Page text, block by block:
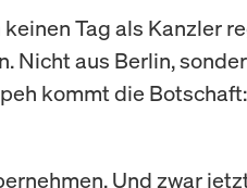
Tag als Kanzler
Nicht aus Berlin,
kommt die
Und zwar